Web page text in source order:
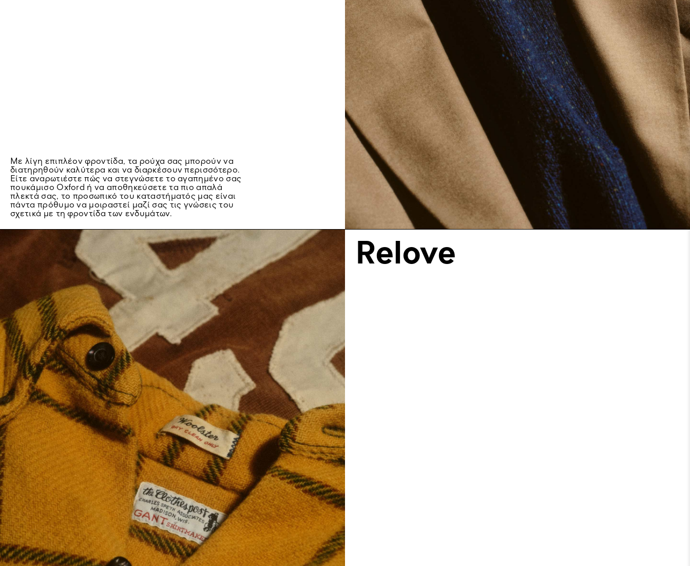
Με λίγη επιπλέον φροντίδα, τα ρούχα σας μπορούν να
διατηρηθούν καλύτερα και να διαρκέσουν περισσότερο.
Είτε αναρωτιέστε πώς να στεγνώσετε το αγαπημένο σας
πουκάμισο Oxford ή να αποθηκεύσετε τα πιο απαλά
πλεκτά σας, το προσωπικό του καταστήματός μας είναι
πάντα πρόθυμο να μοιραστεί μαζί σας τις γνώσεις του
σχετικά με τη φροντίδα των ενδυμάτων.
Relove